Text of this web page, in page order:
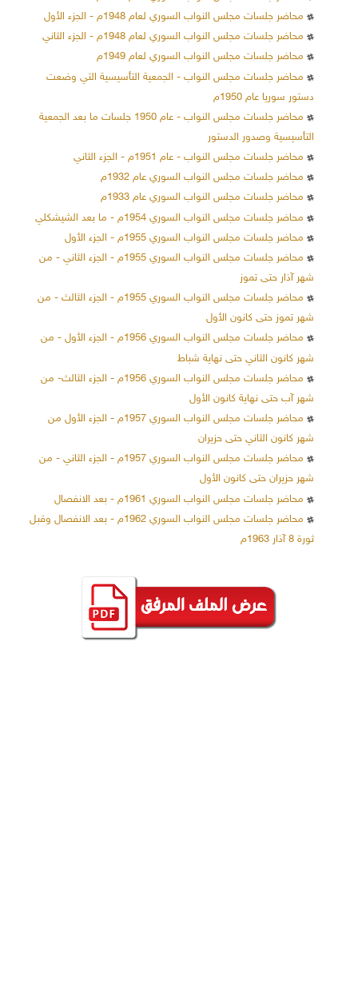
محاضر جلسات مجلس النواب السوري لعام 1948م - الجزء الأول
محاضر جلسات مجلس النواب السوري لعام 1948م - الجزء الثاني
محاضر جلسات مجلس النواب السوري لعام 1949م
محاضر جلسات مجلس النواب - الجمعية التأسيسية التي وضعت
دستور سوريا عام 1950م
محاضر جلسات مجلس النواب - عام 1950 جلسات ما بعد الجمعية
التأسيسية وصدور الدستور
محاضر جلسات مجلس النواب - عام 1951م - الجزء الثاني
محاضر جلسات مجلس النواب السوري عام 1932م
محاضر جلسات مجلس النواب السوري عام 1933م
محاضر جلسات مجلس النواب السوري 1954م - ما بعد الشيشكلي
محاضر جلسات مجلس النواب السوري 1955م - الجزء الأول
محاضر جلسات مجلس النواب السوري 1955م - الجزء الثاني - من
شهر آذار حتى تموز
محاضر جلسات مجلس النواب السوري 1955م - الجزء الثالث - من
شهر تموز حتى كانون الأول
محاضر جلسات مجلس النواب السوري 1956م - الجزء الأول - من
شهر كانون الثاني حتى نهاية شباط
محاضر جلسات مجلس النواب السوري 1956م - الجزء الثالث- من
شهر آب حتى نهاية كانون الأول
محاضر جلسات مجلس النواب السوري 1957م - الجزء الأول من
شهر كانون الثاني حتى حزيران
محاضر جلسات مجلس النواب السوري 1957م - الجزء الثاني - من
شهر حزيران حتى كانون الأول
محاضر جلسات مجلس النواب السوري 1961م - بعد الانفصال
محاضر جلسات مجلس النواب السوري 1962م - بعد الانفصال وقبل
ثورة 8 آذار 1963م